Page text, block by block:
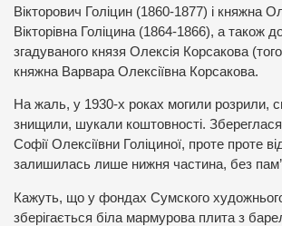
Вікторович Голіцин (1860-1877) і княжна
Вікторівна Голіцина (1864-1866), а також
згадуваного князя Олексія Корсакова
княжна Варвара Олексіївна Корсакова.
На жаль, у 1930-х роках могили розрили,
знищили, шукали коштовності.
Софії Олексіївни Голіциної, проте проте
залишилась лише нижня частина, без
Кажуть, що у фондах Сумского
зберігається біла мармурова плита з